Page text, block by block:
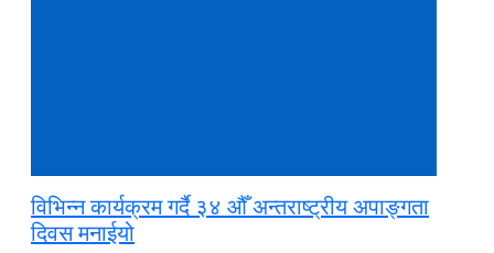
विभिन्न कार्यक्रम गर्दै ३४ औँ अन्तराष्ट्रीय अपाङ्गता
दिवस मनाईयो